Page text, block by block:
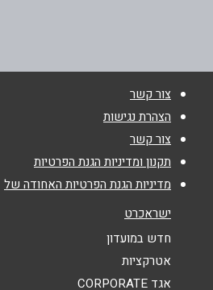
נושא*
אנא חזרו אלי בקשר ל...
צור קשר
הצהרת נגישות
צור קשר
תקנון ומדיניות הגנת הפרטיות
מדיניות הגנת הפרטיות האחודה של
ישראכרט
חדש במועדון
אטרקציות
אגד CORPORATE